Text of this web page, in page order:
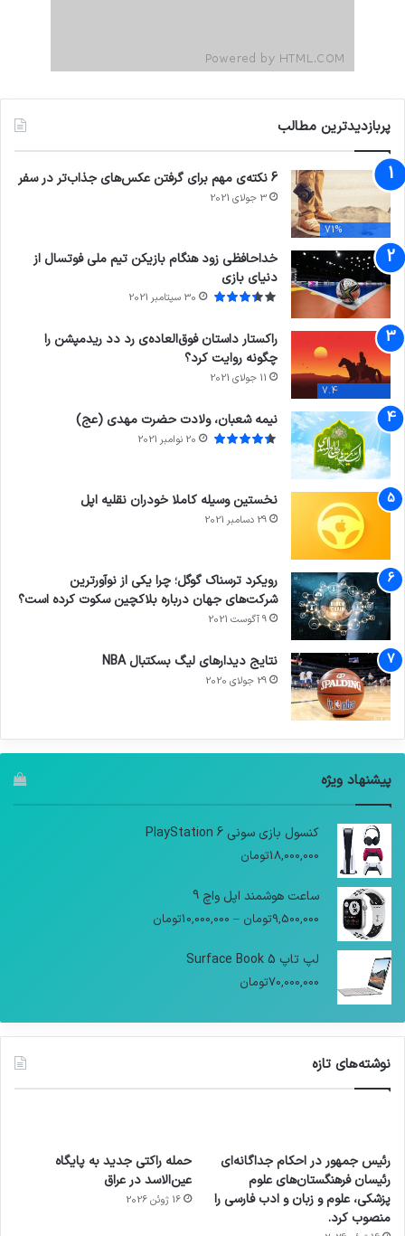
پربازدیدترین مطالب
71%
6 نکته‌ی مهم برای گرفتن عکس‌های جذاب‌تر در سفر
3 جولای 2021
خداحافظی زود هنگام بازیکن تیم ملی فوتسال از
دنیای بازی
30 سپتامبر 2021
7.4
راکستار داستان فوق‌العاده‌ی رد دد ریدمپشن را
چگونه روایت کرد؟
11 جولای 2021
نیمه شعبان، ولادت حضرت مهدی (عج)
20 نوامبر 2021
نخستین وسیله کاملا خودران نقلیه اپل
29 دسامبر 2021
رویکرد ترسناک گوگل؛ چرا یکی از نوآورترین
شرکت‌های جهان درباره بلاکچین سکوت کرده است؟
9 آگوست 2021
نتایج دیدار‌های لیگ بسکتبال NBA
29 جولای 2020
پیشنهاد ویژه
کنسول بازی سونی PlayStation 6
18,000,000تومان
ساعت هوشمند اپل واچ 9
9,500,000تومان –
10,000,000تومان
لپ تاپ Surface Book 5
70,000,000تومان
نوشته‌های تازه
رئیس جمهور در احکام جداگانه‌ای
رئیسان فرهنگستان‌های علوم
پزشکی، علوم و زبان و ادب فارسی را
منصوب کرد.
حمله راکتی جدید به پایگاه
عین‌الاسد در عراق
16 ژوئن 2026